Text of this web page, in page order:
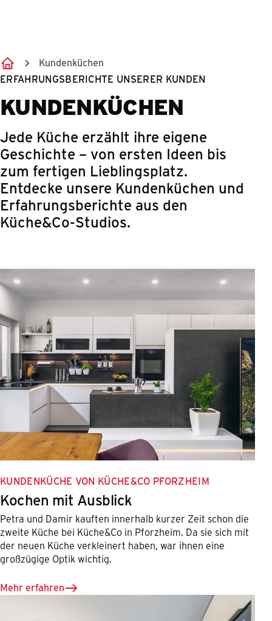
Kundenküchen
ERFAHRUNGSBERICHTE UNSERER KUNDEN
KUNDENKÜCHEN
Jede Küche erzählt ihre eigene
Geschichte – von ersten Ideen bis
zum fertigen Lieblingsplatz.
Entdecke unsere Kundenküchen und
Erfahrungsberichte aus den
Küche&Co-Studios.
KUNDENKÜCHE VON KÜCHE&CO PFORZHEIM
Kochen mit Ausblick
Petra und Damir kauften innerhalb kurzer Zeit schon die
zweite Küche bei Küche&Co in Pforzheim. Da sie sich mit
der neuen Küche verkleinert haben, war ihnen eine
großzügige Optik wichtig.
Mehr erfahren